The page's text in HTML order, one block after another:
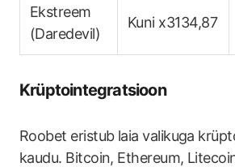
Ekstreem
(Daredevil)
Kuni x3134,87
Krüptointegratsioon
Roobet eristub laia valikuga
kaudu. Bitcoin, Ethereum,